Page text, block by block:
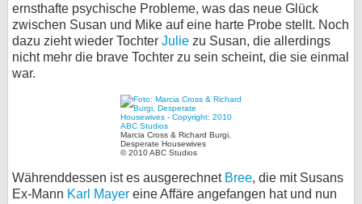
ernsthafte psychische Probleme, was das neue Glück
zwischen Susan und Mike auf eine harte Probe stellt. Noch
dazu zieht wieder Tochter Julie zu Susan, die allerdings
nicht mehr die brave Tochter zu sein scheint, die sie einmal
war.
Marcia Cross & Richard Burgi,
Desperate Housewives
© 2010 ABC Studios
Währenddessen ist es ausgerechnet Bree, die mit Susans
Ex-Mann Karl Mayer eine Affäre angefangen hat und nun